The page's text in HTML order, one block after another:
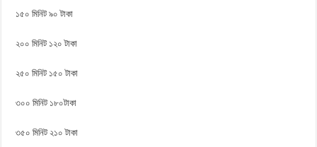
১৫০ মিনিট ৯০ টাকা
২০০ মিনিট ১২০ টাকা
২৫০ মিনিট ১৫০ টাকা
৩০০ মিনিট ১৮০টাকা
৩৫০ মিনিট ২১০ টাকা